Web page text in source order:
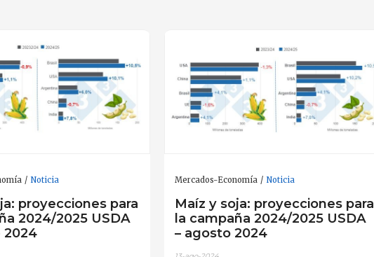
Noticia
proyecciones para
2024/2025 USDA
2024
Mercados-Economía Noticia
Maíz y soja: proyecciones para
la campaña 2024/2025 USDA
– agosto 2024